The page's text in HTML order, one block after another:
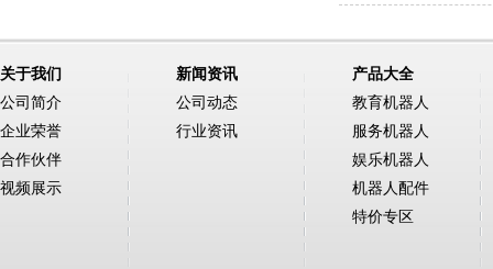
关于我们
公司简介
企业荣誉
合作伙伴
视频展示
新闻资讯
公司动态
行业资讯
产品大全
教育机器人
服务机器人
娱乐机器人
机器人配件
特价专区